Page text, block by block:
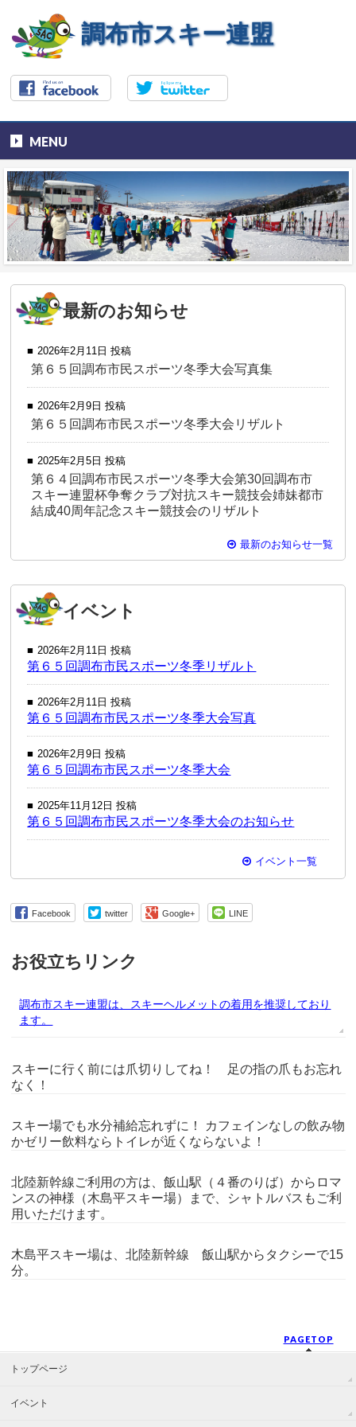
調布市スキー連盟
MENU
最新のお知らせ
2026年2月11日 投稿
第６５回調布市民スポーツ冬季大会写真集
2026年2月9日 投稿
第６５回調布市民スポーツ冬季大会リザルト
2025年2月5日 投稿
第６４回調布市民スポーツ冬季大会第30回調布市
スキー連盟杯争奪クラブ対抗スキー競技会姉妹都市
結成40周年記念スキー競技会のリザルト
最新のお知らせ一覧
イベント
2026年2月11日 投稿
第６５回調布市民スポーツ冬季リザルト
2026年2月11日 投稿
第６５回調布市民スポーツ冬季大会写真
2026年2月9日 投稿
第６５回調布市民スポーツ冬季大会
2025年11月12日 投稿
第６５回調布市民スポーツ冬季大会のお知らせ
イベント一覧
Facebook twitter Google+ LINE
お役立ちリンク
調布市スキー連盟は、スキーヘルメットの着用を推奨しており
ます。
スキーに行く前には爪切りしてね！ 足の指の爪もお忘れ
なく！
スキー場でも水分補給忘れずに！ カフェインなしの飲み物
かゼリー飲料ならトイレが近くならないよ！
北陸新幹線ご利用の方は、飯山駅（４番のりば）からロマ
ンスの神様（木島平スキー場）まで、シャトルバスもご利
用いただけます。
木島平スキー場は、北陸新幹線 飯山駅からタクシーで15
分。
PAGETOP
トップページ
イベント